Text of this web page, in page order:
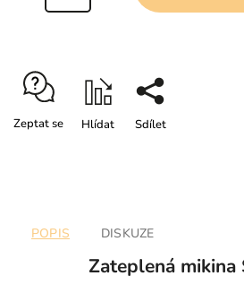
Zeptat se Hlídat Sdílet
POPIS DISKUZE
Zateplená mikina